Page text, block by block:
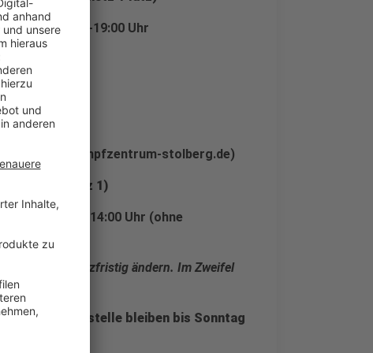
von 14:00 -19:00 Uhr
8)
7)
https://www.impfzentrum-stolberg.de)
Böckler-Platz 1)
von 10:00 -14:00 Uhr (ohne
kurzfristig ändern. Im Zweifel
Kinderimpfstelle bleiben bis Sonntag